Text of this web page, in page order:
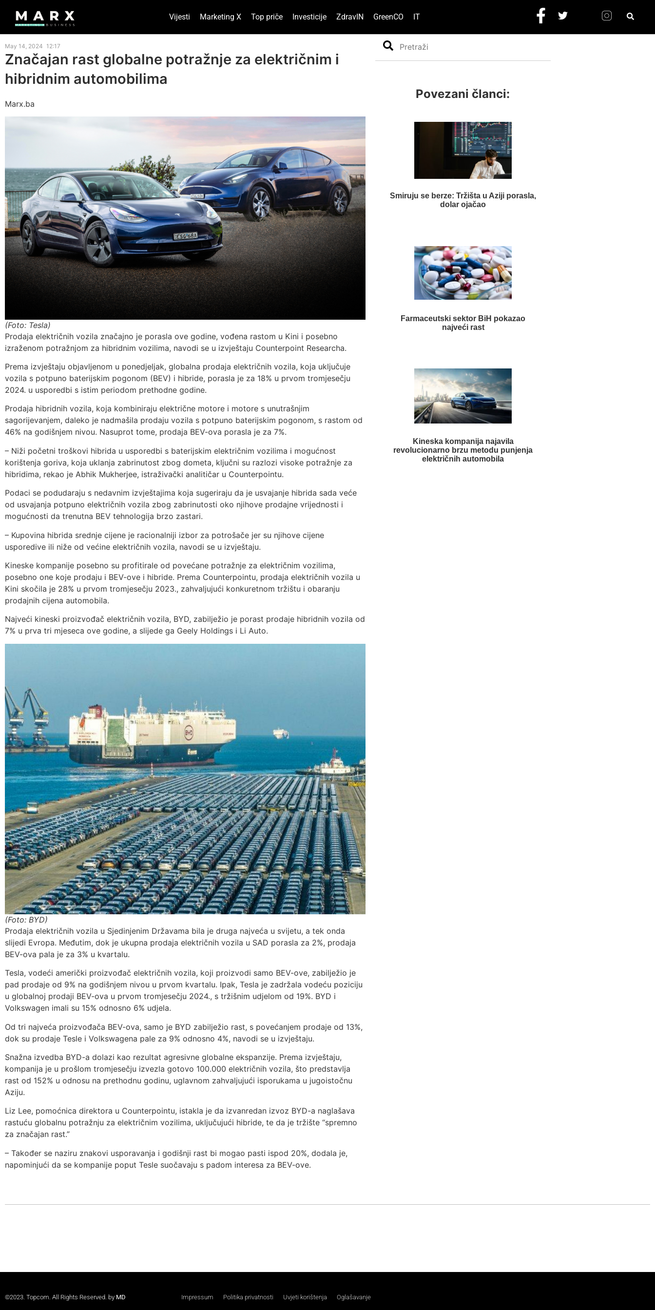
Vijesti Marketing X Top priče Investicije ZdravIN GreenCO IT
May 14, 2024 12:17
Značajan rast globalne potražnje za električnim i
hibridnim automobilima
Marx.ba
(Foto: Tesla)
Prodaja električnih vozila značajno je porasla ove godine, vođena rastom u Kini i posebno
izraženom potražnjom za hibridnim vozilima, navodi se u izvještaju Counterpoint Researcha.
Prema izvještaju objavljenom u ponedjeljak, globalna prodaja električnih vozila, koja uključuje
vozila s potpuno baterijskim pogonom (BEV) i hibride, porasla je za 18% u prvom tromjesečju
2024. u usporedbi s istim periodom prethodne godine.
Prodaja hibridnih vozila, koja kombiniraju električne motore i motore s unutrašnjim
sagorijevanjem, daleko je nadmašila prodaju vozila s potpuno baterijskim pogonom, s rastom od
46% na godišnjem nivou. Nasuprot tome, prodaja BEV-ova porasla je za 7%.
– Niži početni troškovi hibrida u usporedbi s baterijskim električnim vozilima i mogućnost
korištenja goriva, koja uklanja zabrinutost zbog dometa, ključni su razlozi visoke potražnje za
hibridima, rekao je Abhik Mukherjee, istraživački analitičar u Counterpointu.
Podaci se podudaraju s nedavnim izvještajima koja sugeriraju da je usvajanje hibrida sada veće
od usvajanja potpuno električnih vozila zbog zabrinutosti oko njihove prodajne vrijednosti i
mogućnosti da trenutna BEV tehnologija brzo zastari.
– Kupovina hibrida srednje cijene je racionalniji izbor za potrošače jer su njihove cijene
usporedive ili niže od većine električnih vozila, navodi se u izvještaju.
Kineske kompanije posebno su profitirale od povećane potražnje za električnim vozilima,
posebno one koje prodaju i BEV-ove i hibride. Prema Counterpointu, prodaja električnih vozila u
Kini skočila je 28% u prvom tromjesečju 2023., zahvaljujući konkuretnom tržištu i obaranju
prodajnih cijena automobila.
Najveći kineski proizvođač električnih vozila, BYD, zabilježio je porast prodaje hibridnih vozila od
7% u prva tri mjeseca ove godine, a slijede ga Geely Holdings i Li Auto.
(Foto: BYD)
Prodaja električnih vozila u Sjedinjenim Državama bila je druga najveća u svijetu, a tek onda
slijedi Evropa. Međutim, dok je ukupna prodaja električnih vozila u SAD porasla za 2%, prodaja
BEV-ova pala je za 3% u kvartalu.
Tesla, vodeći američki proizvođač električnih vozila, koji proizvodi samo BEV-ove, zabilježio je
pad prodaje od 9% na godišnjem nivou u prvom kvartalu. Ipak, Tesla je zadržala vodeću poziciju
u globalnoj prodaji BEV-ova u prvom tromjesečju 2024., s tržišnim udjelom od 19%. BYD i
Volkswagen imali su 15% odnosno 6% udjela.
Od tri najveća proizvođača BEV-ova, samo je BYD zabilježio rast, s povećanjem prodaje od 13%,
dok su prodaje Tesle i Volkswagena pale za 9% odnosno 4%, navodi se u izvještaju.
Snažna izvedba BYD-a dolazi kao rezultat agresivne globalne ekspanzije. Prema izvještaju,
kompanija je u prošlom tromjesečju izvezla gotovo 100.000 električnih vozila, što predstavlja
rast od 152% u odnosu na prethodnu godinu, uglavnom zahvaljujući isporukama u jugoistočnu
Aziju.
Liz Lee, pomoćnica direktora u Counterpointu, istakla je da izvanredan izvoz BYD-a naglašava
rastuću globalnu potražnju za električnim vozilima, uključujući hibride, te da je tržište “spremno
za značajan rast.”
– Također se naziru znakovi usporavanja i godišnji rast bi mogao pasti ispod 20%, dodala je,
napominjući da se kompanije poput Tesle suočavaju s padom interesa za BEV-ove.
Search
Povezani članci:
Smiruju se berze: Tržišta u Aziji porasla,
dolar ojačao
Farmaceutski sektor BiH pokazao
najveći rast
Kineska kompanija najavila
revolucionarno brzu metodu punjenja
električnih automobila
©2023. Topcom. All Rights Reserved. by MD Impressum Politika privatnosti Uvjeti korištenja Oglašavanje